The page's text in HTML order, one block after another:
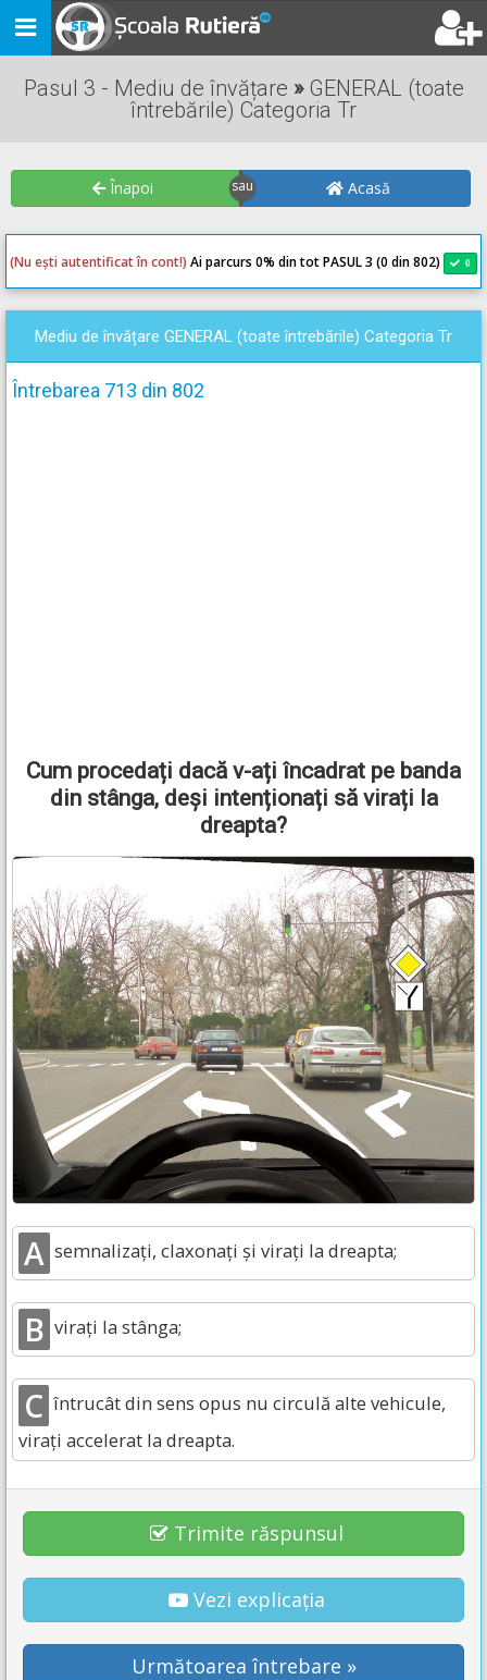
Toggle
navigation
Pasul 3 - Mediu de învățare »GENERAL (toate
întrebările) Categoria Tr
Înapoi Acasă
(Nu ești autentificat în cont!) Ai parcurs 0% din tot PASUL 3 (0 din 802) 0
Mediu de învățare GENERAL (toate întrebările) Categoria Tr
Întrebarea 713 din 802
Cum procedați dacă v-ați încadrat pe banda
din stânga, deși intenționați să virați la
dreapta?
A semnalizați, claxonați și virați la dreapta;
B virați la stânga;
C întrucât din sens opus nu circulă alte vehicule,
virați accelerat la dreapta.
Trimite răspunsul
Vezi explicația
Următoarea întrebare »